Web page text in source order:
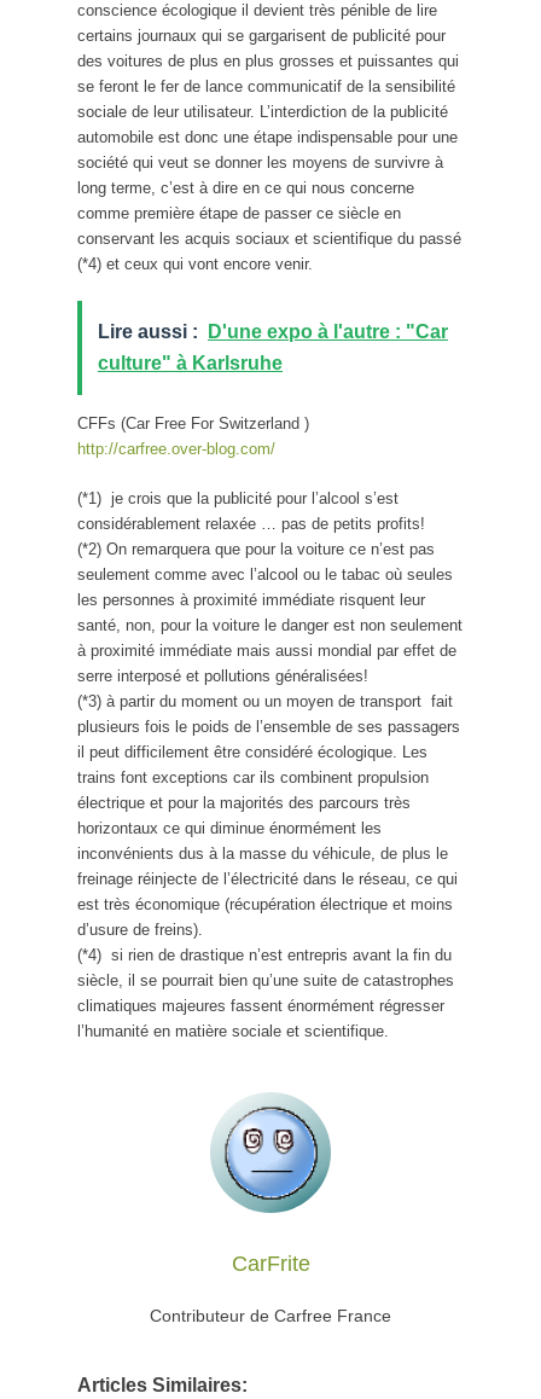
conscience écologique il devient très pénible de lire
certains journaux qui se gargarisent de publicité pour
des voitures de plus en plus grosses et puissantes qui
se feront le fer de lance communicatif de la sensibilité
sociale de leur utilisateur. L’interdiction de la publicité
automobile est donc une étape indispensable pour une
société qui veut se donner les moyens de survivre à
long terme, c’est à dire en ce qui nous concerne
comme première étape de passer ce siècle en
conservant les acquis sociaux et scientifique du passé
(*4) et ceux qui vont encore venir.
Lire aussi :
D'une expo à l'autre : "Car
culture" à Karlsruhe
CFFs (Car Free For Switzerland )
http://carfree.over-blog.com/
(*1) je crois que la publicité pour l’alcool s’est
considérablement relaxée … pas de petits profits!
(*2) On remarquera que pour la voiture ce n’est pas
seulement comme avec l’alcool ou le tabac où seules
les personnes à proximité immédiate risquent leur
santé, non, pour la voiture le danger est non seulement
à proximité immédiate mais aussi mondial par effet de
serre interposé et pollutions généralisées!
(*3) à partir du moment ou un moyen de transport fait
plusieurs fois le poids de l’ensemble de ses passagers
il peut difficilement être considéré écologique. Les
trains font exceptions car ils combinent propulsion
électrique et pour la majorités des parcours très
horizontaux ce qui diminue énormément les
inconvénients dus à la masse du véhicule, de plus le
freinage réinjecte de l’électricité dans le réseau, ce qui
est très économique (récupération électrique et moins
d’usure de freins).
(*4) si rien de drastique n’est entrepris avant la fin du
siècle, il se pourrait bien qu’une suite de catastrophes
climatiques majeures fassent énormément régresser
l’humanité en matière sociale et scientifique.
CarFrite
Contributeur de Carfree France
Articles Similaires: